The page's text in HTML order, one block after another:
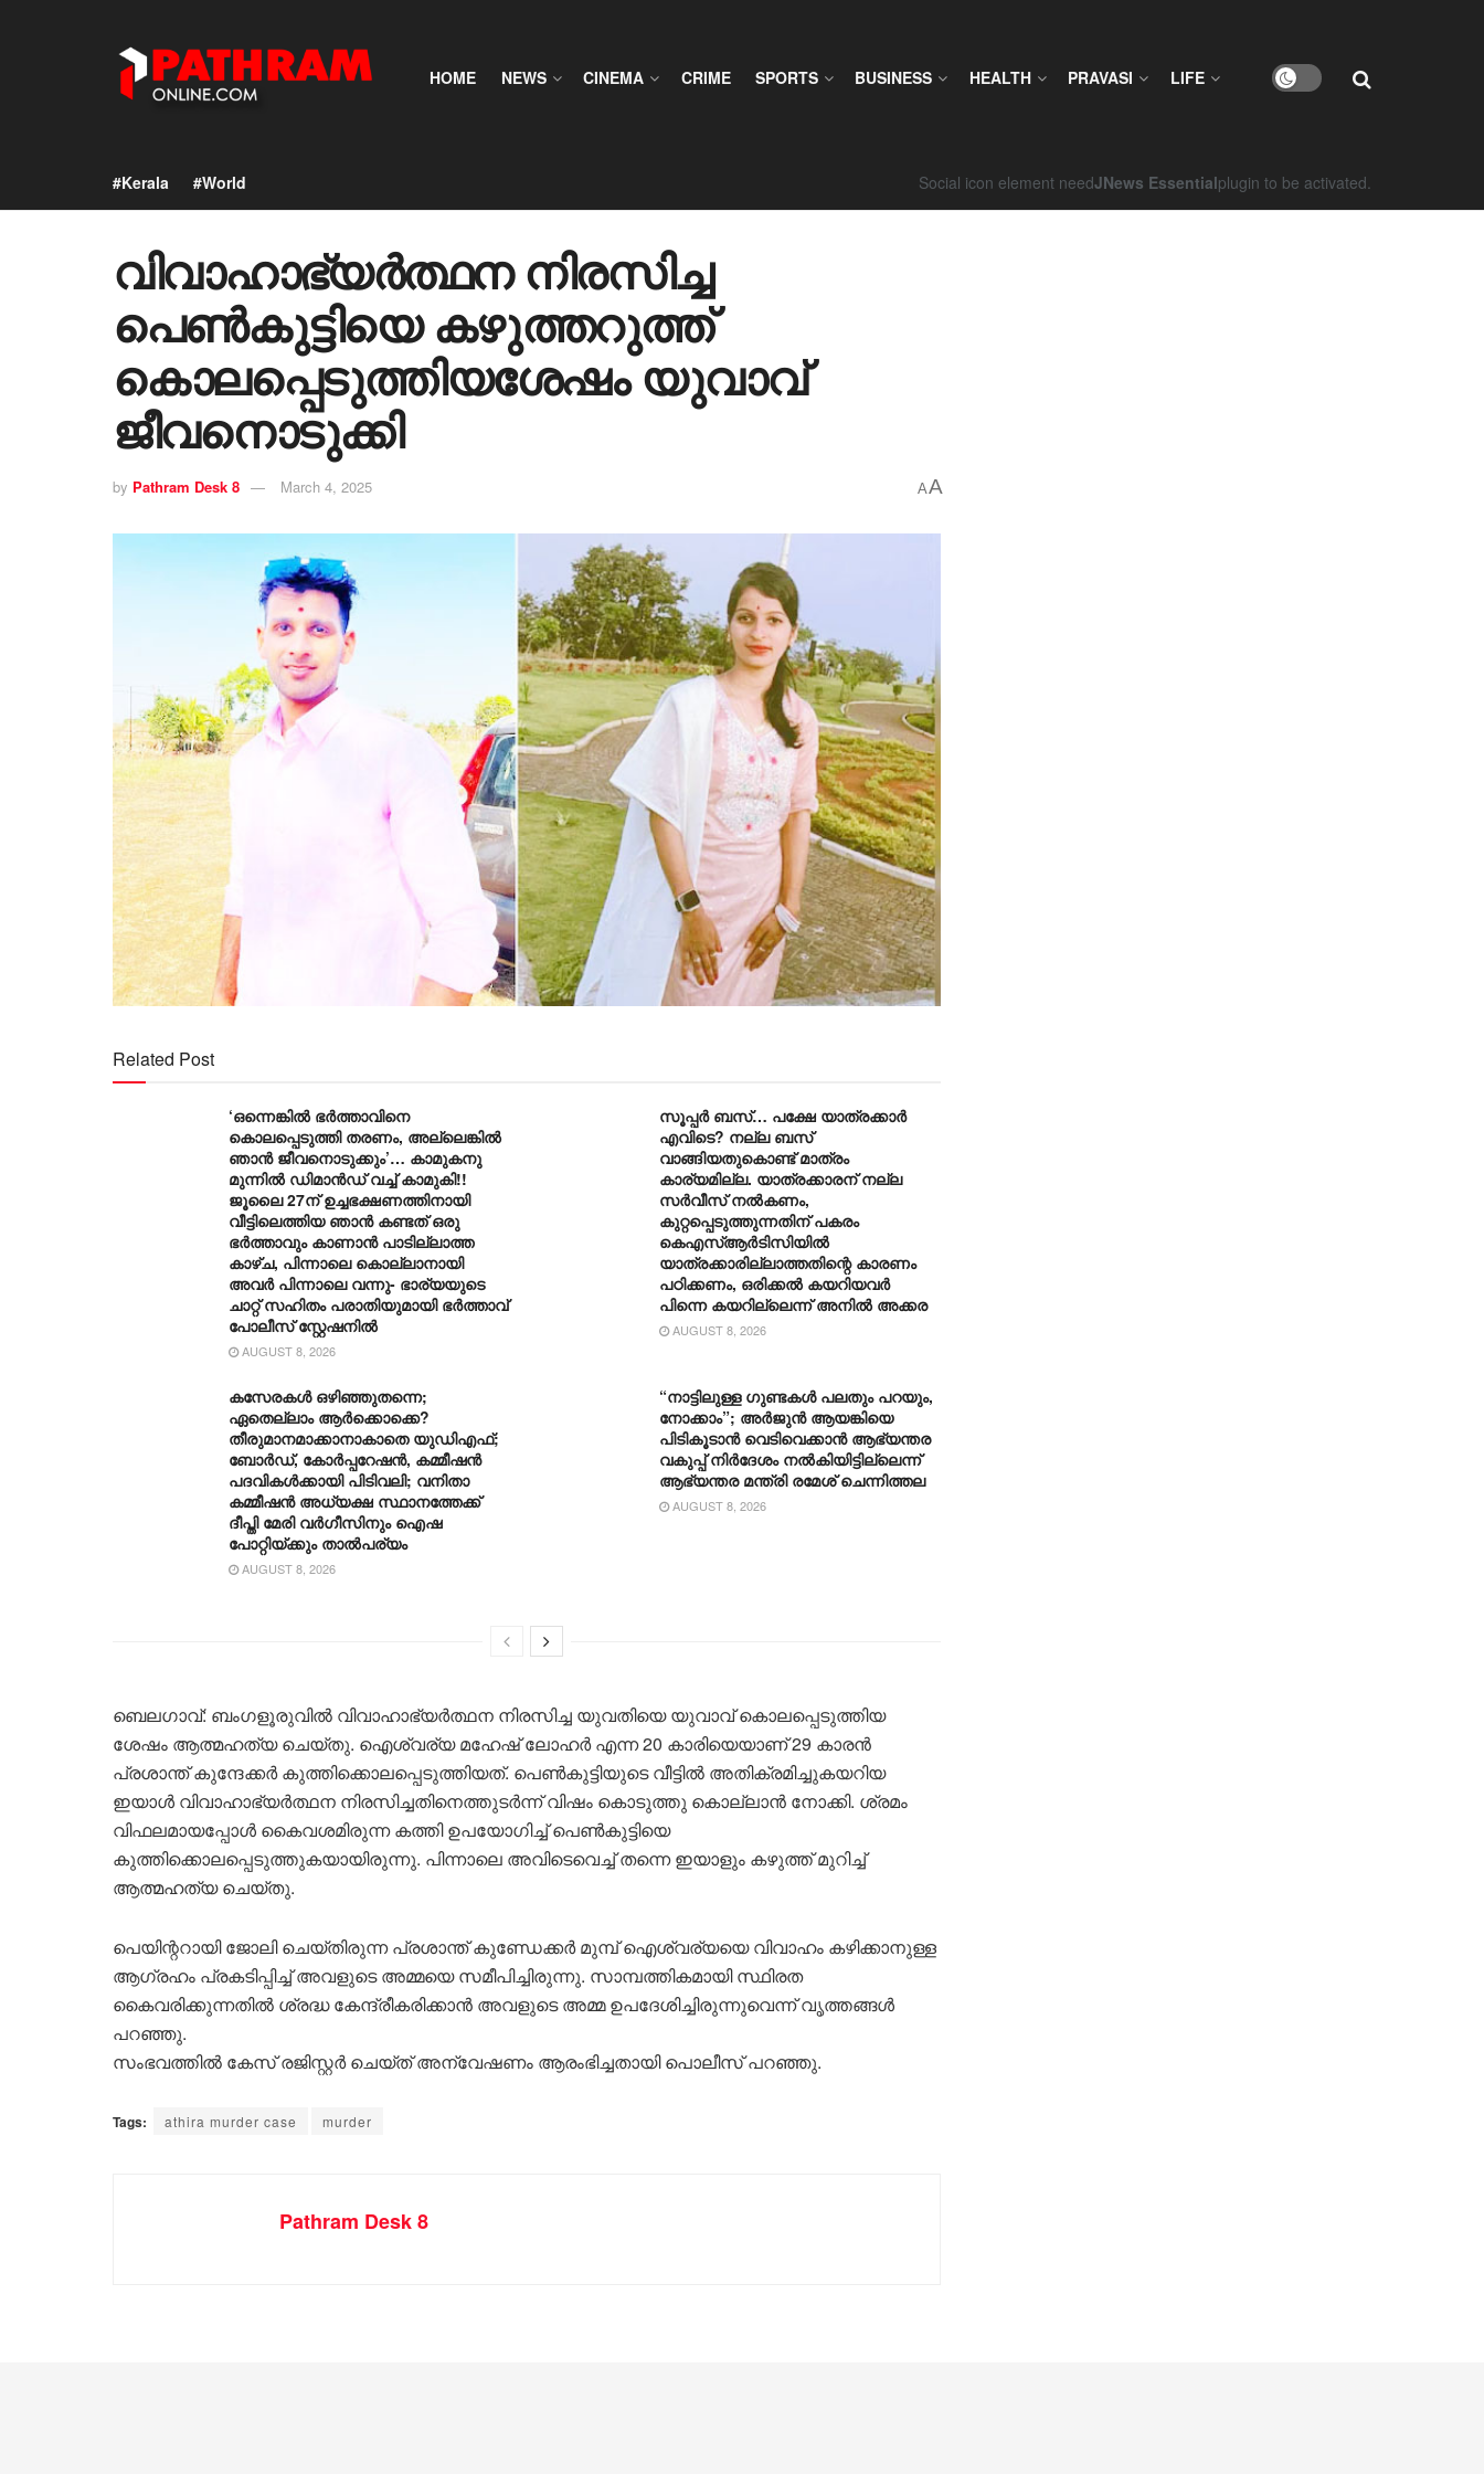
HOME NEWS CINEMA CRIME SPORTS BUSINESS HEALTH PRAVASI LIFE
#Kerala #World Social icon element needJNews Essentialplugin to be activated.
വിവാഹാഭ്യര്‍ത്ഥന നിരസിച്ച
പെണ്‍കുട്ടിയെ കഴുത്തറുത്ത്
കൊലപ്പെടുത്തിയശേഷം യുവാവ്
ജീവനൊടുക്കി
by Pathram Desk 8 March 4, 2025 AA
Related Post
‘ഒന്നെങ്കിൽ ഭർത്താവിനെ
കൊലപ്പെടുത്തി തരണം, അല്ലെങ്കിൽ
ഞാൻ ജീവനൊടുക്കും’… കാമുകനു
മുന്നിൽ ഡിമാൻഡ് വച്ച് കാമുകി!!
ജൂലൈ 27ന് ഉച്ചഭക്ഷണത്തിനായി
വീട്ടിലെത്തിയ ഞാൻ കണ്ടത് ഒരു
ഭർത്താവും കാണാൻ പാടില്ലാത്ത
കാഴ്ച, പിന്നാലെ കൊല്ലാനായി
അവർ പിന്നാലെ വന്നു- ഭാര്യയുടെ
ചാറ്റ് സഹിതം പരാതിയുമായി ഭർത്താവ്
പോലീസ് സ്റ്റേഷനിൽ
AUGUST 8, 2026
സൂപ്പർ ബസ്… പക്ഷേ യാത്രക്കാർ
എവിടെ? നല്ല ബസ്
വാങ്ങിയതുകൊണ്ട് മാത്രം
കാര്യമില്ല. യാത്രക്കാരന് നല്ല
സര്‍വീസ് നല്‍കണം,
കുറ്റപ്പെടുത്തുന്നതിന് പകരം
കെഎസ്ആര്‍ടിസിയില്‍
യാത്രക്കാരില്ലാത്തതിന്റെ കാരണം
പഠിക്കണം, ഒരിക്കല്‍ കയറിയവര്‍
പിന്നെ കയറില്ലെന്ന് അനില്‍ അക്കര
AUGUST 8, 2026
കസേരകൾ ഒഴിഞ്ഞുതന്നെ;
ഏതെല്ലാം ആർക്കൊക്കെ?
തീരുമാനമാക്കാനാകാതെ യുഡിഎഫ്;
ബോർഡ്, കോർപ്പറേഷൻ, കമ്മീഷൻ
പദവികൾക്കായി പിടിവലി; വനിതാ
കമ്മീഷൻ അധ്യക്ഷ സ്ഥാനത്തേക്ക്
ദീപ്തി മേരി വർഗീസിനും ഐഷ
പോറ്റിയ്ക്കും താൽപര്യം
AUGUST 8, 2026
“നാട്ടിലുള്ള ഗുണ്ടകൾ പലതും പറയും,
നോക്കാം”; അർജുൻ ആയങ്കിയെ
പിടികൂടാൻ വെടിവെക്കാൻ ആഭ്യന്തര
വകുപ്പ് നിർദേശം നൽകിയിട്ടില്ലെന്ന്
ആഭ്യന്തര മന്ത്രി രമേശ് ചെന്നിത്തല
AUGUST 8, 2026
ബെലഗാവ്: ബംഗളൂരുവില്‍ വിവാഹാഭ്യര്‍ത്ഥന നിരസിച്ച യുവതിയെ യുവാവ് കൊലപ്പെടുത്തിയ
ശേഷം ആത്മഹത്യ ചെയ്തു. ഐശ്വര്യ മഹേഷ് ലോഹര്‍ എന്ന 20 കാരിയെയാണ് 29 കാരന്‍
പ്രശാന്ത് കുന്ദേക്കര്‍ കുത്തിക്കൊലപ്പെടുത്തിയത്. പെണ്‍കുട്ടിയുടെ വീട്ടില്‍ അതിക്രമിച്ചുകയറിയ
ഇയാള്‍ വിവാഹാഭ്യര്‍ത്ഥന നിരസിച്ചതിനെത്തുടര്‍ന്ന് വിഷം കൊടുത്തു കൊല്ലാന്‍ നോക്കി. ശ്രമം
വിഫലമായപ്പോള്‍ കൈവശമിരുന്ന കത്തി ഉപയോഗിച്ച് പെണ്‍കുട്ടിയെ
കുത്തിക്കൊലപ്പെടുത്തുകയായിരുന്നു. പിന്നാലെ അവിടെവെച്ച് തന്നെ ഇയാളും കഴുത്ത് മുറിച്ച്
ആത്മഹത്യ ചെയ്തു.
പെയിന്ററായി ജോലി ചെയ്തിരുന്ന പ്രശാന്ത് കുണ്ഡേക്കര്‍ മുമ്പ് ഐശ്വര്യയെ വിവാഹം കഴിക്കാനുള്ള
ആഗ്രഹം പ്രകടിപ്പിച്ച് അവളുടെ അമ്മയെ സമീപിച്ചിരുന്നു. സാമ്പത്തികമായി സ്ഥിരത
കൈവരിക്കുന്നതില്‍ ശ്രദ്ധ കേന്ദ്രീകരിക്കാന്‍ അവളുടെ അമ്മ ഉപദേശിച്ചിരുന്നുവെന്ന് വൃത്തങ്ങള്‍
പറഞ്ഞു.
സംഭവത്തില്‍ കേസ് രജിസ്റ്റര്‍ ചെയ്ത് അന്വേഷണം ആരംഭിച്ചതായി പൊലീസ് പറഞ്ഞു.
Tags: athira murder case murder
Pathram Desk 8